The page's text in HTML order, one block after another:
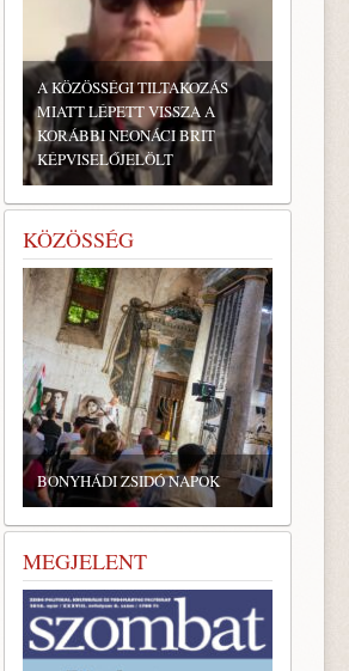
A KÖZÖSSÉGI TILTAKOZÁS
MIATT LÉPETT VISSZA A
KORÁBBI NEONÁCI BRIT
KÉPVISELŐJELÖLT
KÖZÖSSÉG
BONYHÁDI ZSIDÓ NAPOK
MEGJELENT